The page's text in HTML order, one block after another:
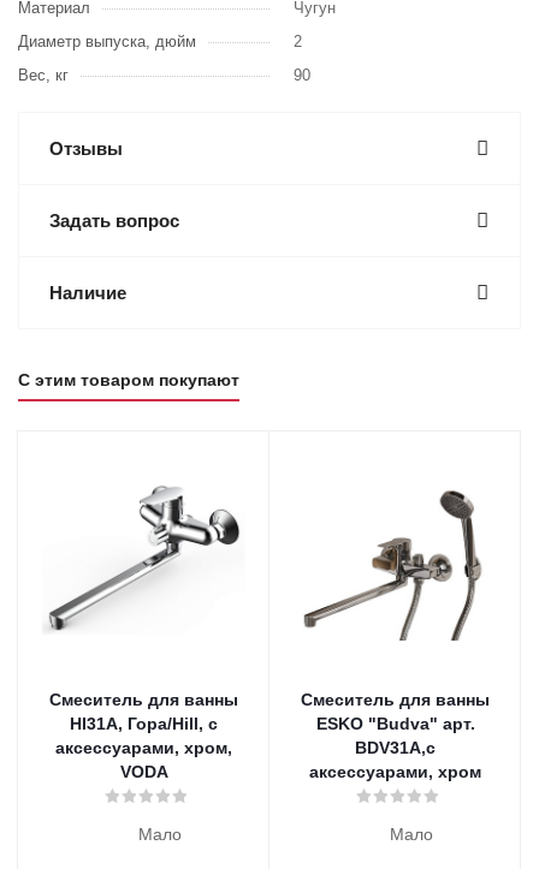
Материал
Чугун
Диаметр выпуска, дюйм
2
Вес, кг
90
Отзывы
Задать вопрос
Наличие
С этим товаром покупают
Смеситель для ванны
HI31A, Гора/Hill, с
аксессуарами, хром,
VODA
Мало
Смеситель для ванны
ESKO "Budva" арт.
BDV31A,с
аксессуарами, хром
Мало